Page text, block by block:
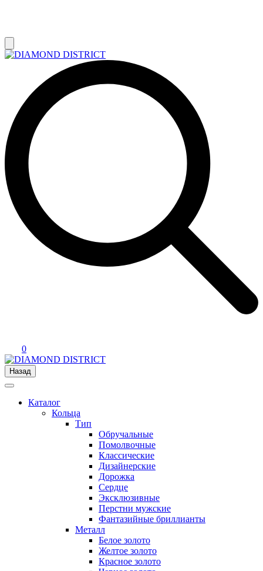
0
Назад
Каталог
Кольца
Тип
Обручальные
Помолвочные
Классические
Дизайнерские
Дорожка
Сердце
Эксклюзивные
Перстни мужские
Фантазийные бриллианты
Металл
Белое золото
Желтое золото
Красное золото